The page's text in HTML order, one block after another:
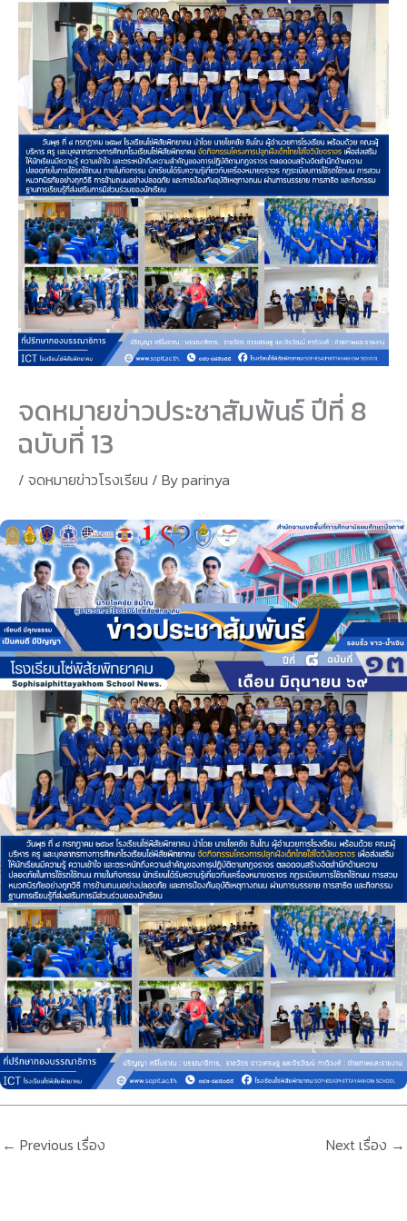
จดหมายข่าวประชาสัมพันธ์ ปีที่ 8
ฉบับที่ 13
/ จดหมายข่าวโรงเรียน / Byparinya
← Previous เรื่อง Next เรื่อง →